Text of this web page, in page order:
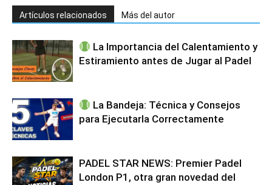
Artículos relacionados Más del autor
La Importancia del Calentamiento y
Estiramiento antes de Jugar al Padel
La Bandeja: Técnica y Consejos
para Ejecutarla Correctamente
PADEL STAR NEWS: Premier Padel
London P1, otra gran novedad del